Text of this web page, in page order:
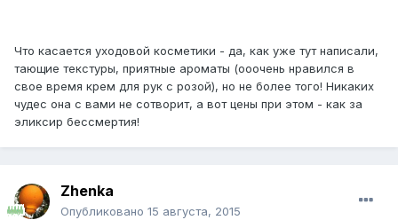
Что касается уходовой косметики - да, как уже тут написали,
тающие текстуры, приятные ароматы (ооочень нравился в
свое время крем для рук с розой), но не более того! Никаких
чудес она с вами не сотворит, а вот цены при этом - как за
эликсир бессмертия!
Zhenka
Опубликовано 15 августа, 2015